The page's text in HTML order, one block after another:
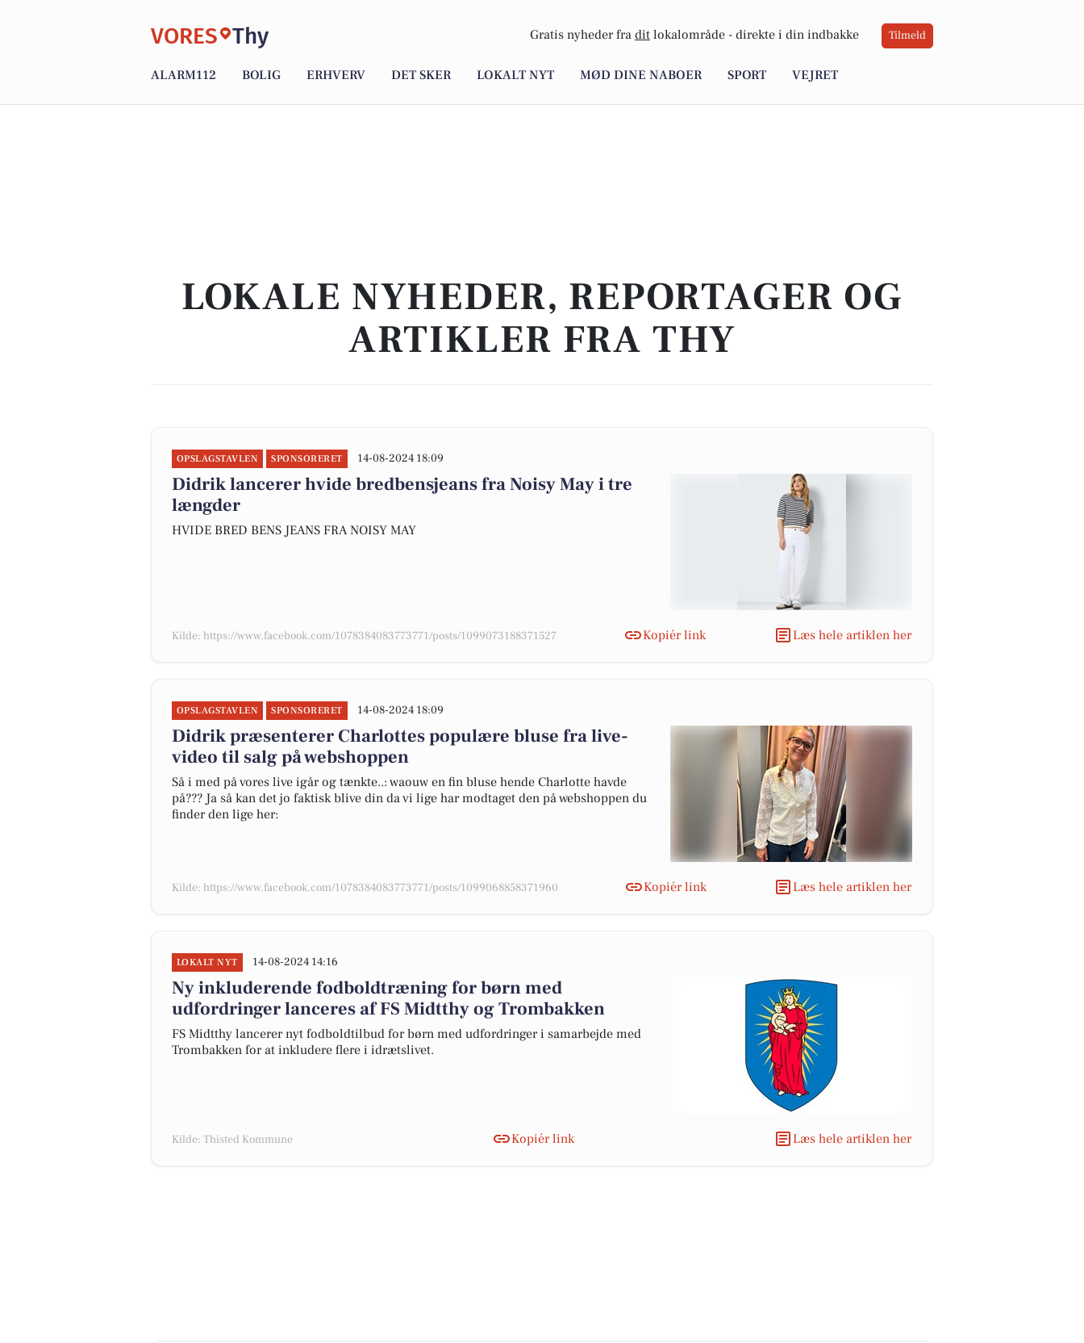
VORES Thy Gratis nyheder fra dit lokalområde - direkte i din indbakke Tilmeld
ALARM112 BOLIG ERHVERV DET SKER LOKALT NYT MØD DINE NABOER SPORT VEJRET
LOKALE NYHEDER, REPORTAGER OG
ARTIKLER FRA THY
OPSLAGSTAVLEN SPONSORERET 14-08-2024 18:09
Didrik lancerer hvide bredbensjeans fra Noisy May i tre
længder
HVIDE BRED BENS JEANS FRA NOISY MAY
Kilde: https://www.facebook.com/1078384083773771/posts/1099073188371527 Kopiér link Læs hele artiklen her
OPSLAGSTAVLEN SPONSORERET 14-08-2024 18:09
Didrik præsenterer Charlottes populære bluse fra live-
video til salg på webshoppen
Så i med på vores live igår og tænkte..: waouw en fin bluse hende Charlotte havde
på??? Ja så kan det jo faktisk blive din da vi lige har modtaget den på webshoppen du
finder den lige her:
Kilde: https://www.facebook.com/1078384083773771/posts/1099068858371960 Kopiér link Læs hele artiklen her
LOKALT NYT 14-08-2024 14:16
Ny inkluderende fodboldtræning for børn med
udfordringer lanceres af FS Midtthy og Trombakken
FS Midtthy lancerer nyt fodboldtilbud for børn med udfordringer i samarbejde med
Trombakken for at inkludere flere i idrætslivet.
Kilde: Thisted Kommune Kopiér link Læs hele artiklen her